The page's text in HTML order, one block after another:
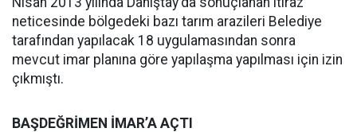
neticesinde bölgedeki bazı tarım arazileri Belediye
tarafından yapılacak 18 uygulamasından sonra
mevcut imar planına göre yapılaşma yapılması için izin
çıkmıştı.
BAŞDEĞRİMEN İMAR’A AÇTI